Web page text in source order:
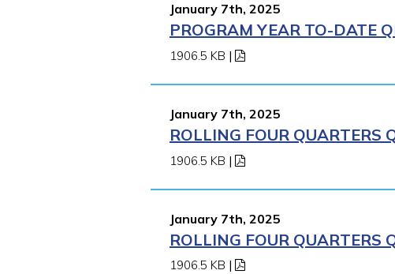
January 7th, 2025
PROGRAM YEAR TO-DATE
1906.5 KB |
January 7th, 2025
ROLLING FOUR QUARTERS
1906.5 KB |
January 7th, 2025
ROLLING FOUR QUARTERS
1906.5 KB |